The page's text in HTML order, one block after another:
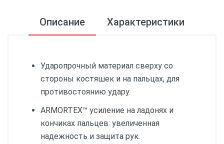
Описание Характеристики
Ударопрочный материал сверху со
стороны костяшек и на пальцах, для
противостоянию удару.
ARMORTEX™ усиление на ладонях и
кончиках пальцев: увеличенная
надежность и защита рук.